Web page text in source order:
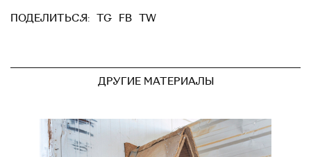
ПОДЕЛИТЬСЯ: TG FB TW
ДРУГИЕ МАТЕРИАЛЫ